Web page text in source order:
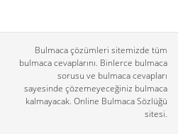
Bulmaca çözümleri sitemizde tüm
bulmaca cevaplarını. Binlerce bulmaca
sorusu ve bulmaca cevapları
sayesinde çözemeyeceğiniz bulmaca
kalmayacak. Online Bulmaca Sözlüğü
sitesi.